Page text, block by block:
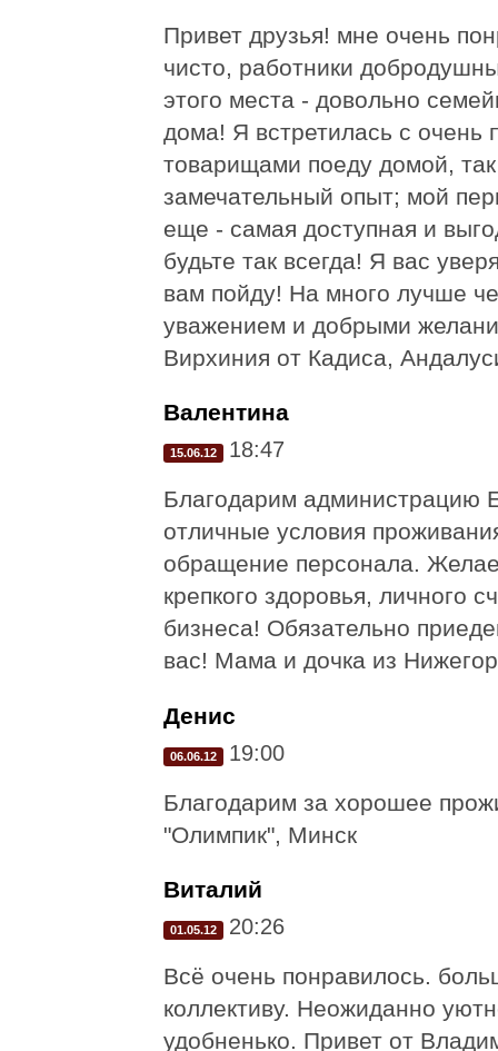
Привет друзья! мне очень
чисто, работники
этого места - довольно
дома! Я встретилась с
товарищами поеду домой,
замечательный опыт; мой
еще - самая доступная и
будьте так всегда! Я вас
вам пойду! На много лучше
уважением и добрыми
Вирхиния от Кадиса,
Валентина
15.06.12 18:47
Благодарим администрацию
отличные условия
обращение персонала.
крепкого здоровья, личного
бизнеса! Обязательно
вас! Мама и дочка из
Денис
06.06.12 19:00
Благодарим за хорошее
"Олимпик", Минск
Виталий
01.05.12 20:26
Всё очень понравилось.
коллективу. Неожиданно
удобненько. Привет от